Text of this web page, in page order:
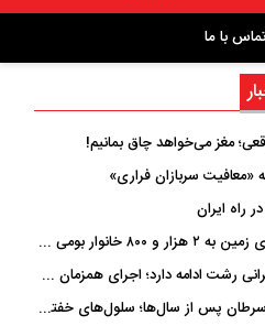
با ما
مغز می‌خواهد چاق بمانیم!
«معافیت سربازان فراری»
راه ایران
زمینه واگذاری زمین به ۲ هزار و ۸۰۰ خانوار بومی گیلان فراهم شد
شب‌های عمرانی رشت ادامه دارد؛ اجرای همزمان آسفالت‌ریزی در پنج منطقه شهری
راز بازگشت سرطان پس از سال‌ها؛ سلول‌های خفته چگونه دوباره بیدار می‌شوند؟